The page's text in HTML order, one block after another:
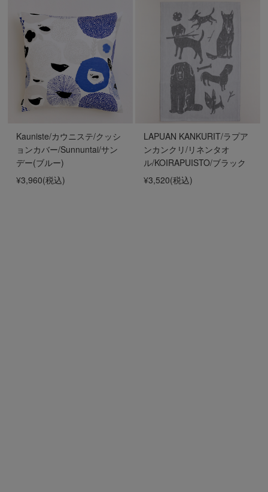
Kauniste/カウニステ/クッシ
ョンカバー/Sunnuntai/サン
デー(ブルー)
¥3,960(税込)
LAPUAN KANKURIT/ラプア
ンカンクリ/リネンタオ
ル/KOIRAPUISTO/ブラック
¥3,520(税込)